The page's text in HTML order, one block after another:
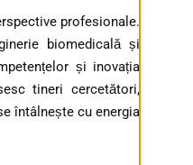
profesionale.
biomedicală și
și inovația
tineri cercetători,
întâlnește cu energia